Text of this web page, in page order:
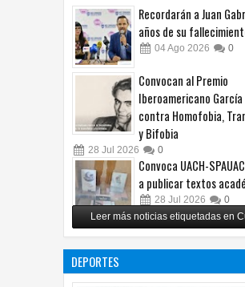
Recordarán a Juan
años de su
04Ago 2026 0
Convocan al Premio
Iberoamericano
contra Homofobia,
y Bifobia
28 Jul 2026 0
Convoca UACH-
a publicar textos
28 Jul 2026 0
Copian proyecto
exalcalde Juan Blanco
Leer más noticias etiquetadas en
DEPORTES